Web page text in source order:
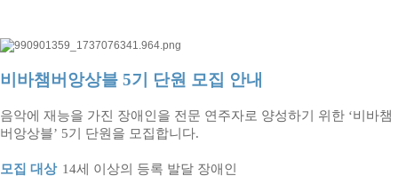
비바챔버앙상블 5기 단원 모집 안내
음악에 재능을 가진 장애인을 전문 연주자로 양성하기 위한 ‘비바챔
버앙상블’ 5기 단원을 모집합니다.
모집 대상 14세 이상의 등록 발달 장애인